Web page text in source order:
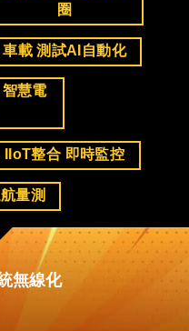
圈
車載 測試AI自動化
慧電
IIoT整合 即時監控
量測
無線化